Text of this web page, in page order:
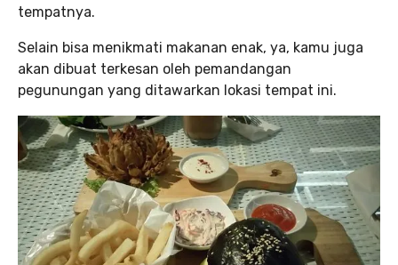
tempatnya.
Selain bisa menikmati makanan enak, ya, kamu juga
akan dibuat terkesan oleh pemandangan
pegunungan yang ditawarkan lokasi tempat ini.